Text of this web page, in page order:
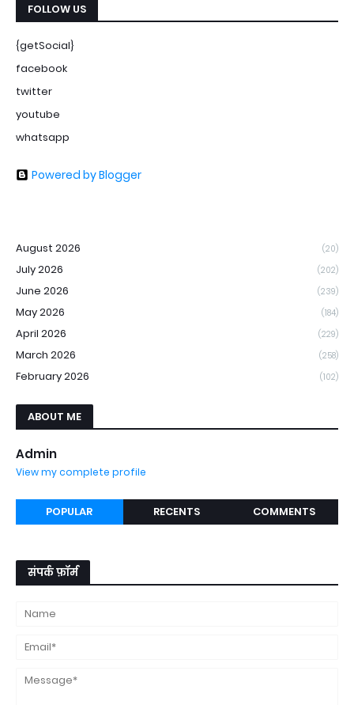
FOLLOW US
{getSocial}
facebook
twitter
youtube
whatsapp
Powered by Blogger
August 2026 (20)
July 2026 (202)
June 2026 (239)
May 2026 (184)
April 2026 (229)
March 2026 (258)
February 2026 (102)
ABOUT ME
Admin
View my complete profile
POPULAR RECENTS COMMENTS
संपर्क फ़ॉर्म